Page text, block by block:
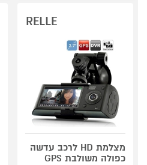
RELLE
מצלמת HD לרכב עדשה
כפולה משולבת GPS